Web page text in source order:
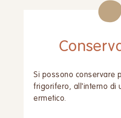
Si possono conservare
frigorifero, all'interno di
ermetico.